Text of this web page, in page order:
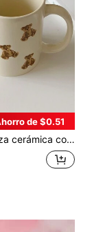
de $0.51
oso de dibujos animados de vuelta al colegio